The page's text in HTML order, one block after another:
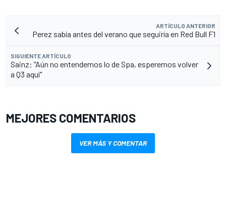
ARTÍCULO ANTERIOR
Perez sabía antes del verano que seguiría en Red Bull F1
SIGUIENTE ARTÍCULO
Sainz: "Aún no entendemos lo de Spa, esperemos volver
a Q3 aquí"
MEJORES COMENTARIOS
VER MÁS Y COMENTAR